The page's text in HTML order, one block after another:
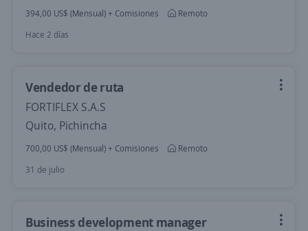
394,00 US$ (Mensual) + Comisiones
Remoto
Hace 2 días
Vendedor de ruta
FORTIFLEX S.A.S
Quito, Pichincha
700,00 US$ (Mensual) + Comisiones
Remoto
31 de julio
Business development manager